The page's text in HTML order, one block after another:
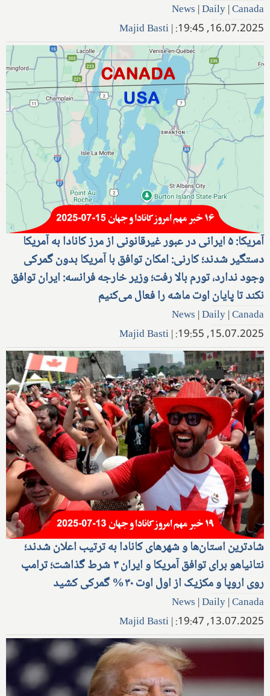
News |Daily|Canada
16.07.2025, 19:45:
|
Majid Basti
آمریکا: ۵ ایرانی در عبور غیرقانونی از مرز کانادا به آمریکا
دستگیر شدند؛ کارنی: امکان توافق با آمریکا بدون گمرکی
وجود ندارد، تورم بالا رفت؛ وزیر خارجه فرانسه: ایران توافق
نکند تا پایان اوت ماشه را فعال می‌کنیم
News |Daily|Canada
15.07.2025, 19:55:
|
Majid Basti
شادترین استان‌ها و شهرهای کانادا به ترتیب اعلان شدند؛
نتانیاهو برای توافق آمریکا و ایران ۳ شرط گذاشت؛ ترامپ
روی اروپا و مکزیک از اول اوت ۳۰% گمرکی کشید
News |Daily|Canada
13.07.2025, 19:47:
|
Majid Basti